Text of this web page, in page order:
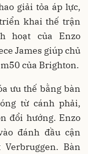
giải tỏa áp lực,
khai thế trận
hoạt của Enzo
James giúp chủ
của Brighton.
ưu thế bằng bàn
từ cánh phải,
đổi hướng. Enzo
đánh đầu cận
Bàn